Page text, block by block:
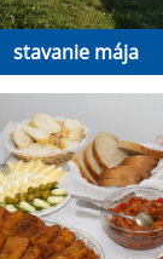
stavanie mája